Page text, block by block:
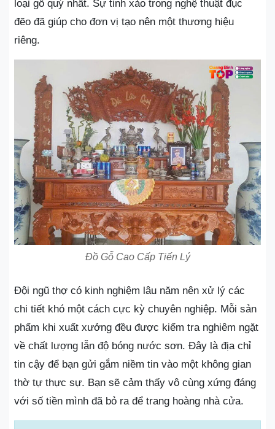
loại gỗ quý nhất. Sự tinh xảo trong nghệ thuật đục
đẽo đã giúp cho đơn vị tạo nên một thương hiệu
riêng.
Đồ Gỗ Cao Cấp Tiến Lý
Đội ngũ thợ có kinh nghiệm lâu năm nên xử lý các
chi tiết khó một cách cực kỳ chuyên nghiệp. Mỗi sản
phẩm khi xuất xưởng đều được kiểm tra nghiêm ngặt
về chất lượng lẫn độ bóng nước sơn. Đây là địa chỉ
tin cậy để bạn gửi gắm niềm tin vào một không gian
thờ tự thực sự. Bạn sẽ cảm thấy vô cùng xứng đáng
với số tiền mình đã bỏ ra để trang hoàng nhà cửa.